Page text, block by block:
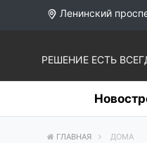
Ленинский
РЕШЕНИЕ ЕСТЬ
ГЛАВНАЯ ДОМА